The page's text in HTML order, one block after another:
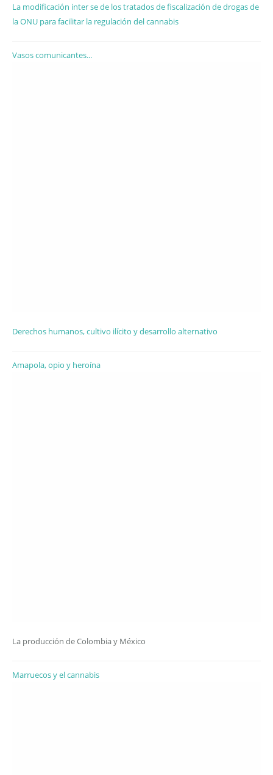
La modificación inter se de los tratados de fiscalización de drogas de
la ONU para facilitar la regulación del cannabis
Vasos comunicantes...
Derechos humanos, cultivo ilícito y desarrollo alternativo
Amapola, opio y heroína
La producción de Colombia y México
Marruecos y el cannabis